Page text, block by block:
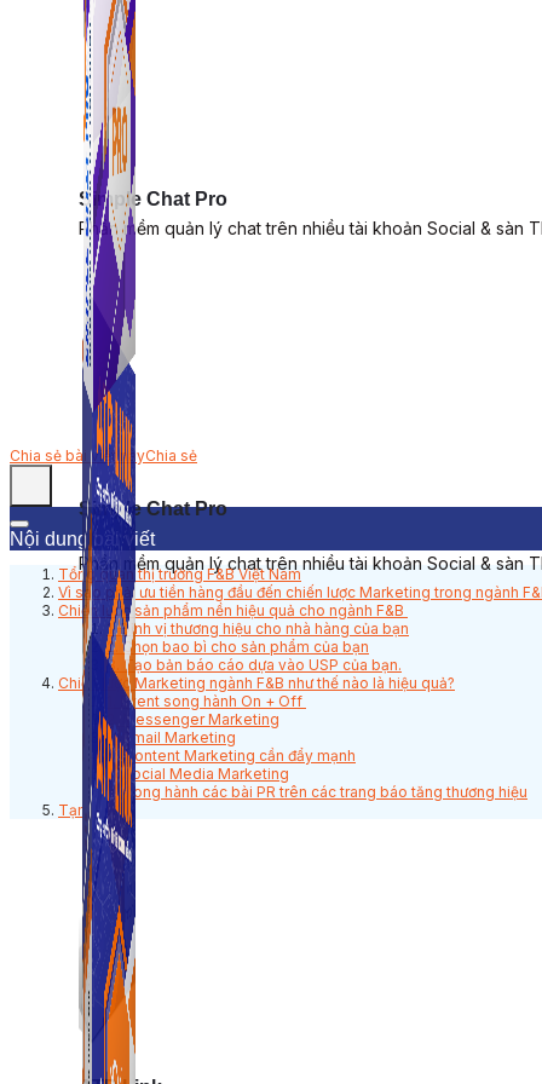
Simple Chat Pro
Phần mềm quản lý chat trên nhiều tài khoản Social & sàn
Simple Chat Pro
Phần mềm quản lý chat trên nhiều tài khoản Social & sàn
Chia sẻ bài viết nàyChia sẻ
Nội dung bài viết
Tổng quan thị trường F&B Việt Nam
Vì sao phải ưu tiền hàng đầu đến chiến lược Marketing trong ngành
Chiến lược sản phẩm nền hiệu quả cho ngành F&B
1. Định vị thương hiệu cho nhà hàng của bạn
2. Chọn bao bì cho sản phẩm của bạn
3. Tạo bản báo cáo dựa vào USP của bạn.
Chiến lược Marketing ngành F&B như thế nào là hiệu quả?
1. Event song hành On + Off
2. Messenger Marketing
3. Email Marketing
4. Content Marketing cần đẩy mạnh
5. Social Media Marketing
6. Song hành các bài PR trên các trang báo tăng thương hiệu
Tạm kết